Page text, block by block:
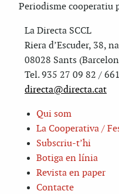
Periodisme cooperatiu
La Directa SCCL
Riera d’Escuder, 38,
08028 Sants
Tel. 935 27 09 82 /
directa@directa.cat
Qui som
La Cooperativa /
Subscriu-t’hi
Botiga en línia
Revista en paper
Contacte